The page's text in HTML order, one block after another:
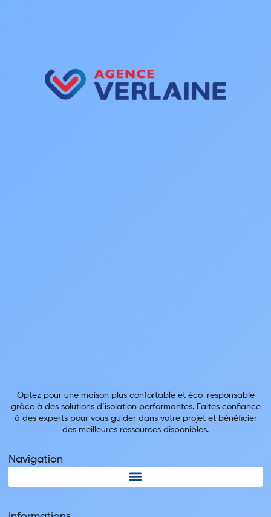
Optez pour une maison plus confortable et éco-responsable
grâce à des solutions d’isolation performantes. Faites confiance
à des experts pour vous guider dans votre projet et bénéficier
des meilleures ressources disponibles.
Navigation